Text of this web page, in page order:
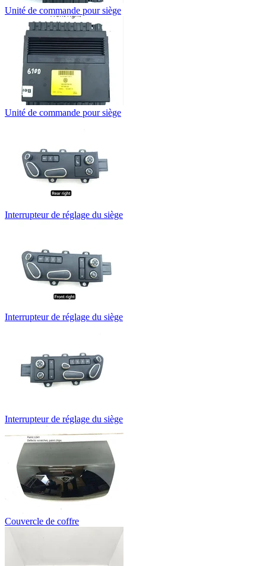
Unité de commande pour siège
Unité de commande pour siège
Interrupteur de réglage du siège
Interrupteur de réglage du siège
Interrupteur de réglage du siège
Couvercle de coffre